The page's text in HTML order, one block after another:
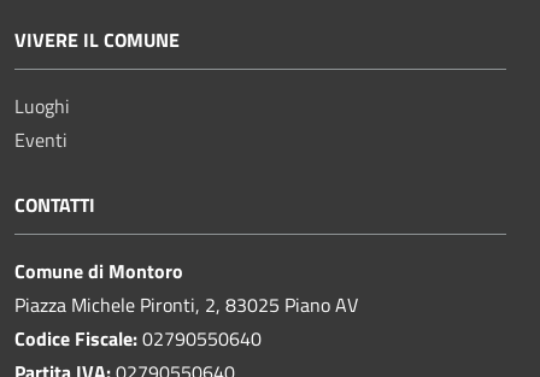
VIVERE IL COMUNE
Luoghi
Eventi
CONTATTI
Comune di Montoro
Piazza Michele Pironti, 2, 83025 Piano AV
Codice Fiscale:02790550640